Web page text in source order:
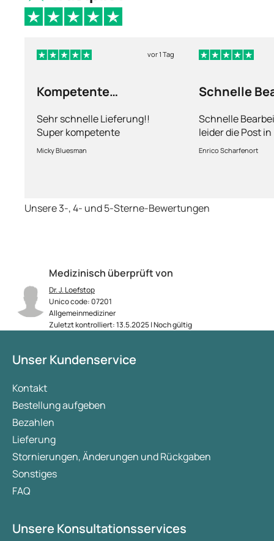
Medizinisch überprüft von
Dr. J. Loefstop
Unico code: 07201
Allgemeinmediziner
Zuletzt kontrolliert: 13.5.2025 | Noch gültig
vor 1 Tag
Kompetente
Sehr schnelle Lieferung!!
Super kompetente
Abhandlung!
Micky Bluesman
Schnelle
Schnelle
leider die Post
kriegt es nicht
dauert obwohl
Enrico Scharfenort
Unsere 3-, 4- und 5-Sterne-Bewertungen
Unser Kundenservice
Kontakt
Bestellung aufgeben
Bezahlen
Lieferung
Stornierungen, Änderungen und Rückgaben
Sonstiges
FAQ
Unsere Konsultationsservices